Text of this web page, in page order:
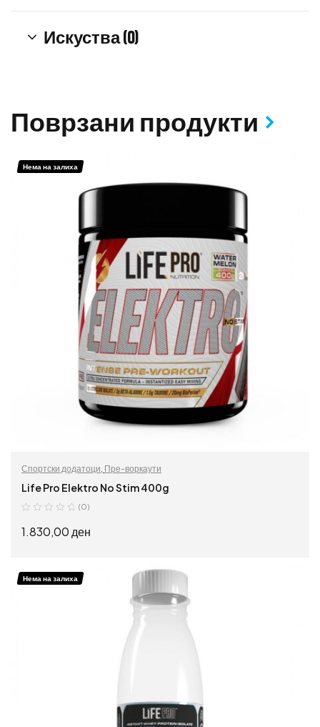
Искуства (0)
Поврзани продукти
Нема на залиха
Спортски додатоци, Пре-воркаути
Life Pro Elektro No Stim 400g
(0)
1.830,00 ден
ИЗБЕРИ ОПЦИИ
Нема на залиха